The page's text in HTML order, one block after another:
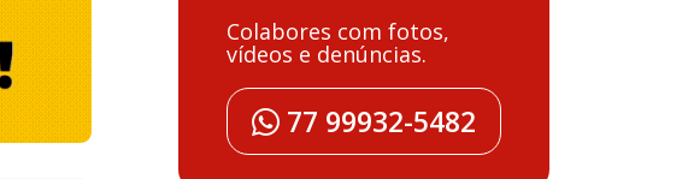
Colabores com fotos,
vídeos e denúncias.
77 99932-5482